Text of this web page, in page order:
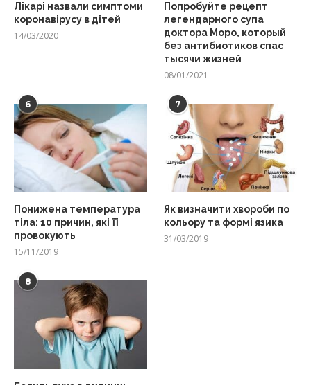
Лікарі назвали симптоми
коронавірусу в дітей
14/03/2020
Попробуйте рецепт
легендарного супа
доктора Моро, который
без антибиотиков спас
тысячи жизней
08/01/2021
6
Понижена температура
тіла: 10 причин, які її
провокують
15/11/2019
7
Як визначити хвороби по
кольору та формі язика
31/03/2019
8